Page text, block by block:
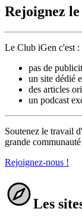
Rejoignez
Le Club iGen c'est :
pas de
un site dédié
des articles
un podcast
Soutenez le travail
grande
Rejoignez-nous !
Les